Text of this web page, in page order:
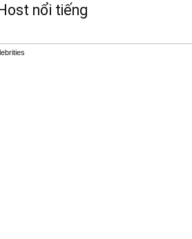
nổi tiếng